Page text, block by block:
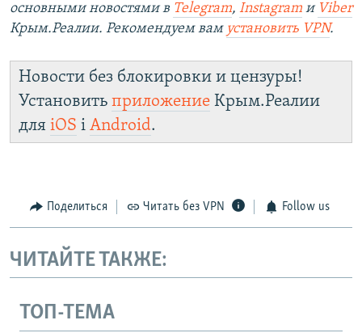
основными новостями в Telegram, Instagram и Viber
Крым.Реалии. Рекомендуем вам установить VPN.
Новости без блокировки и цензуры!
Установить приложение Крым.Реалии
для iOS і Android.
Поделиться Читать без VPN Follow us
ЧИТАЙТЕ ТАКЖЕ:
ТОП-ТЕМА